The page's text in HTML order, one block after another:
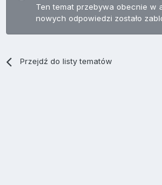
Ten temat przebywa obecnie w
nowych odpowiedzi zostało
Przejdź do listy tematów